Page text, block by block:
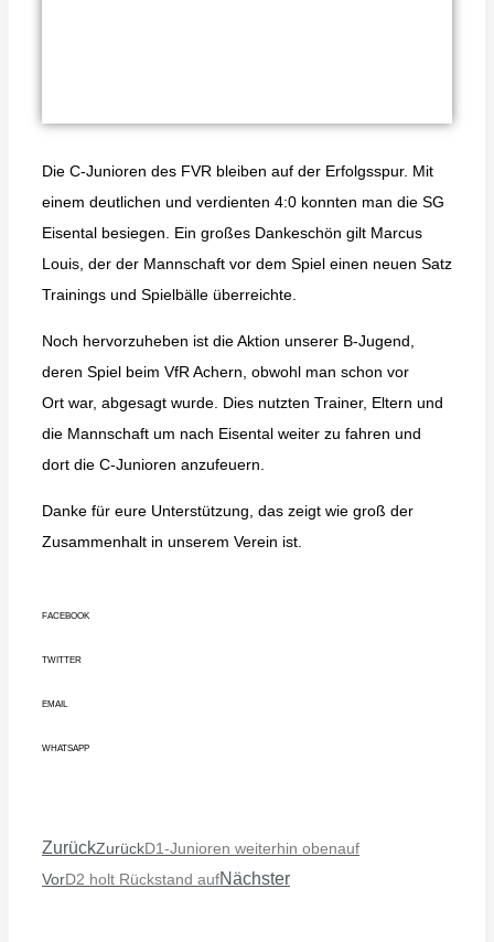
Die C-Junioren des FVR bleiben auf der Erfolgsspur. Mit
einem deutlichen und verdienten 4:0 konnten man die SG
Eisental besiegen. Ein großes Dankeschön gilt Marcus
Louis, der der Mannschaft vor dem Spiel einen neuen Satz
Trainings und Spielbälle überreichte.
Noch hervorzuheben ist die Aktion unserer B-Jugend,
deren Spiel beim VfR Achern, obwohl man schon vor
Ort war, abgesagt wurde. Dies nutzten Trainer, Eltern und
die Mannschaft um nach Eisental weiter zu fahren und
dort die C-Junioren anzufeuern.
Danke für eure Unterstützung, das zeigt wie groß der
Zusammenhalt in unserem Verein ist.
FACEBOOK
TWITTER
EMAIL
WHATSAPP
ZurückZurückD1-Junioren weiterhin obenauf
VorD2 holt Rückstand aufNächster